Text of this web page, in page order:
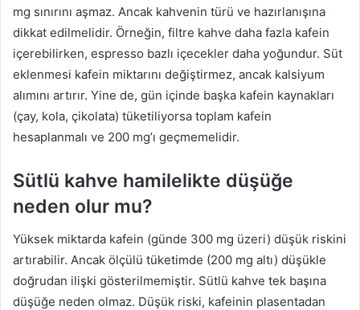
mg sınırını aşmaz. Ancak kahvenin türü ve hazırlanışına
dikkat edilmelidir. Örneğin, filtre kahve daha fazla kafein
içerebilirken, espresso bazlı içecekler daha yoğundur. Süt
eklenmesi kafein miktarını değiştirmez, ancak kalsiyum
alımını artırır. Yine de, gün içinde başka kafein kaynakları
(çay, kola, çikolata) tüketiliyorsa toplam kafein
hesaplanmalı ve 200 mg’ı geçmemelidir.
Sütlü kahve hamilelikte düşüğe
neden olur mu?
Yüksek miktarda kafein (günde 300 mg üzeri) düşük riskini
artırabilir. Ancak ölçülü tüketimde (200 mg altı) düşükle
doğrudan ilişki gösterilmemiştir. Sütlü kahve tek başına
düşüğe neden olmaz. Düşük riski, kafeinin plasentadan